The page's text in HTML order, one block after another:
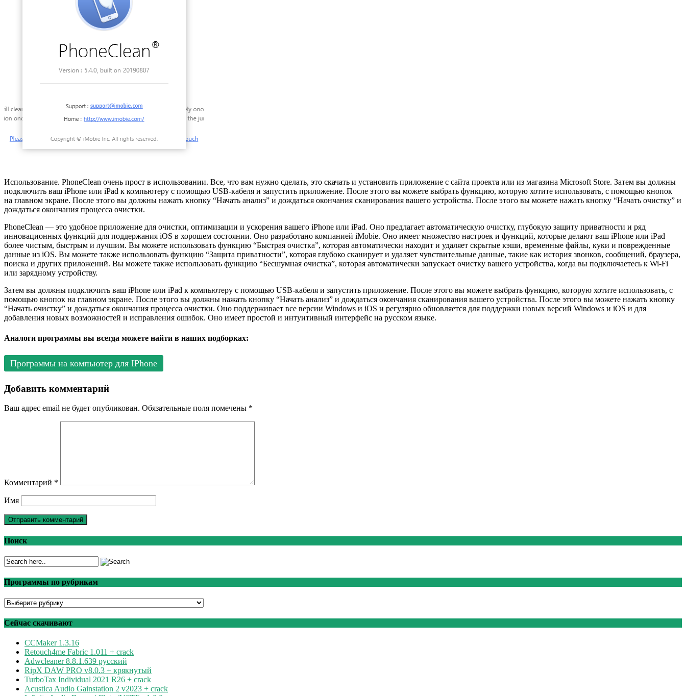
Использование. PhoneClean очень прост в использовании. Все, что вам нужно сделать, это скачать и установить приложение с сайта проекта или из магазина Microsoft Store. Затем вы должны
подключить ваш iPhone или iPad к компьютеру с помощью USB-кабеля и запустить приложение. После этого вы можете выбрать функцию, которую хотите использовать, с помощью кнопок
на главном экране. После этого вы должны нажать кнопку “Начать анализ” и дождаться окончания сканирования вашего устройства. После этого вы можете нажать кнопку “Начать очистку” и
дождаться окончания процесса очистки.
PhoneClean — это удобное приложение для очистки, оптимизации и ускорения вашего iPhone или iPad. Оно предлагает автоматическую очистку, глубокую защиту приватности и ряд
инновационных функций для поддержания iOS в хорошем состоянии. Оно разработано компанией iMobie. Оно имеет множество настроек и функций, которые делают ваш iPhone или iPad
более чистым, быстрым и лучшим. Вы можете использовать функцию “Быстрая очистка”, которая автоматически находит и удаляет скрытые кэши, временные файлы, куки и поврежденные
данные из iOS. Вы можете также использовать функцию “Защита приватности”, которая глубоко сканирует и удаляет чувствительные данные, такие как история звонков, сообщений, браузера,
поиска и других приложений. Вы можете также использовать функцию “Бесшумная очистка”, которая автоматически запускает очистку вашего устройства, когда вы подключаетесь к Wi-Fi
или зарядному устройству.
Затем вы должны подключить ваш iPhone или iPad к компьютеру с помощью USB-кабеля и запустить приложение. После этого вы можете выбрать функцию, которую хотите использовать, с
помощью кнопок на главном экране. После этого вы должны нажать кнопку “Начать анализ” и дождаться окончания сканирования вашего устройства. После этого вы можете нажать кнопку
“Начать очистку” и дождаться окончания процесса очистки. Оно поддерживает все версии Windows и iOS и регулярно обновляется для поддержки новых версий Windows и iOS и для
добавления новых возможностей и исправления ошибок. Оно имеет простой и интуитивный интерфейс на русском языке.
Аналоги программы вы всегда можете найти в наших подборках:
Программы на компьютер для IPhone
Добавить комментарий
Ваш адрес email не будет опубликован. Обязательные поля помечены *
Комментарий *
Имя
Поиск
Программы по рубрикам
Программы
рубрикам
Сейчас скачивают
CCMaker 1.3.16
Retouch4me Fabric 1.011 + crack
Adwcleaner 8.8.1.639 русский
RipX DAW PRO v8.0.3 + крякнутый
TurboTax Individual 2021 R26 + crack
Acustica Audio Gainstation 2 v2023 + crack